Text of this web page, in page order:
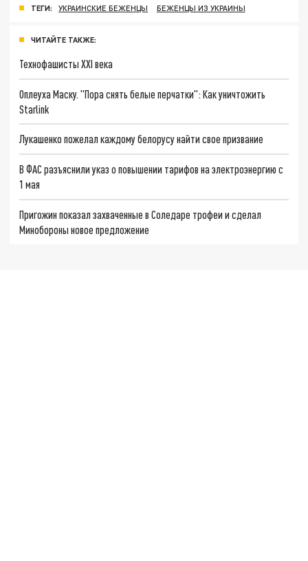
ТЕГИ: УКРАИНСКИЕ БЕЖЕНЦЫ БЕЖЕНЦЫ ИЗ УКРАИНЫ
ЧИТАЙТЕ ТАКЖЕ:
Технофашисты XXI века
Оплеуха Маску. "Пора снять белые перчатки": Как уничтожить
Starlink
Лукашенко пожелал каждому белорусу найти свое призвание
В ФАС разъяснили указ о повышении тарифов на электроэнергию с
1 мая
Пригожин показал захваченные в Соледаре трофеи и сделал
Минобороны новое предложение